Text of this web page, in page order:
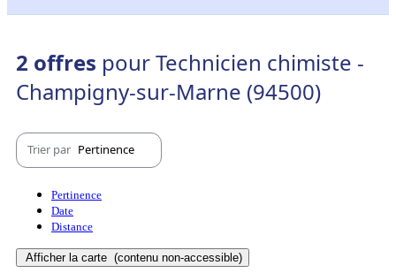
2 offres pour Technicien chimiste -
Champigny-sur-Marne (94500)
Trier par Pertinence
Pertinence
Date
Distance
Afficher la carte (contenu non-accessible)